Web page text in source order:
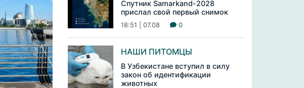
Спутник Samarkand-2028
прислал свой первый снимок
18:51 | 07.08 0
НАШИ ПИТОМЦЫ
В Узбекистане вступил в силу
закон об идентификации
животных